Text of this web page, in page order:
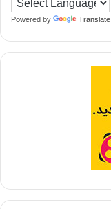
Powered by Translate